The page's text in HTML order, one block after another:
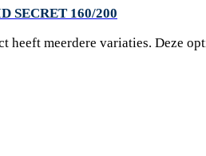
SECRET 160/200
heeft meerdere variaties. Deze